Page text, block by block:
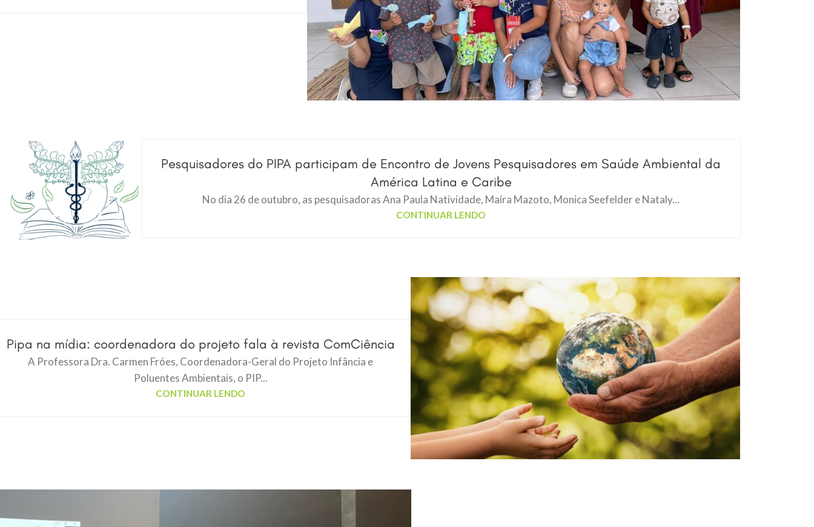
Pesquisadores do PIPA participam de Encontro de Jovens Pesquisadores em Saúde Ambiental da
América Latina e Caribe
No dia 26 de outubro, as pesquisadoras Ana Paula Natividade, Maíra Mazoto, Monica Seefelder e Nataly...
CONTINUAR LENDO
Pipa na mídia: coordenadora do projeto fala à revista ComCiência
A Professora Dra. Carmen Fróes, Coordenadora-Geral do Projeto Infância e
Poluentes Ambientais, o PIP...
CONTINUAR LENDO